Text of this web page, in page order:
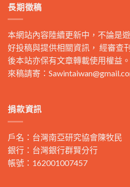
長期徵稿
本網站內容陸續更新中，不論是
好投稿與提供相關資訊， 經審查
後本站亦保有文章轉載使用權益。
來稿請寄：
捐款資訊
戶名：台灣南亞研究協會陳牧民
銀行：台灣銀行群賢分行
帳號：162001007457